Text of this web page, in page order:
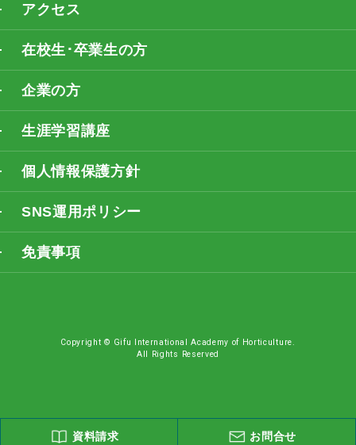
アクセス
在校生･卒業生の方
企業の方
生涯学習講座
個人情報保護方針
SNS運用ポリシー
免責事項
Copyright © Gifu International Academy of Horticulture.
All Rights Reserved
資料請求 お問合せ